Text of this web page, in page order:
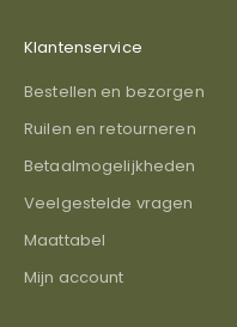
Klantenservice
Bestellen en bezorgen
Ruilen en retourneren
Betaalmogelijkheden
Veelgestelde vragen
Maattabel
Mijn account